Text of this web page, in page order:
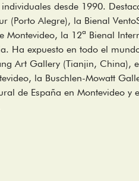
desde 1990.
(Porto Alegre), la Bienal
Montevideo, la 12ª Bienal
Ha expuesto en todo el
Art Gallery (Tianjin, China),
la Buschlen-Mowatt
de España en Montevideo y